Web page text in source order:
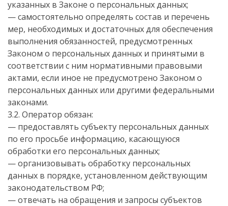
указанных в Законе о персональных данных;
— самостоятельно определять состав и перечень
мер, необходимых и достаточных для обеспечения
выполнения обязанностей, предусмотренных
Законом о персональных данных и принятыми в
соответствии с ним нормативными правовыми
актами, если иное не предусмотрено Законом о
персональных данных или другими федеральными
законами.
3.2. Оператор обязан:
— предоставлять субъекту персональных данных
по его просьбе информацию, касающуюся
обработки его персональных данных;
— организовывать обработку персональных
данных в порядке, установленном действующим
законодательством РФ;
— отвечать на обращения и запросы субъектов